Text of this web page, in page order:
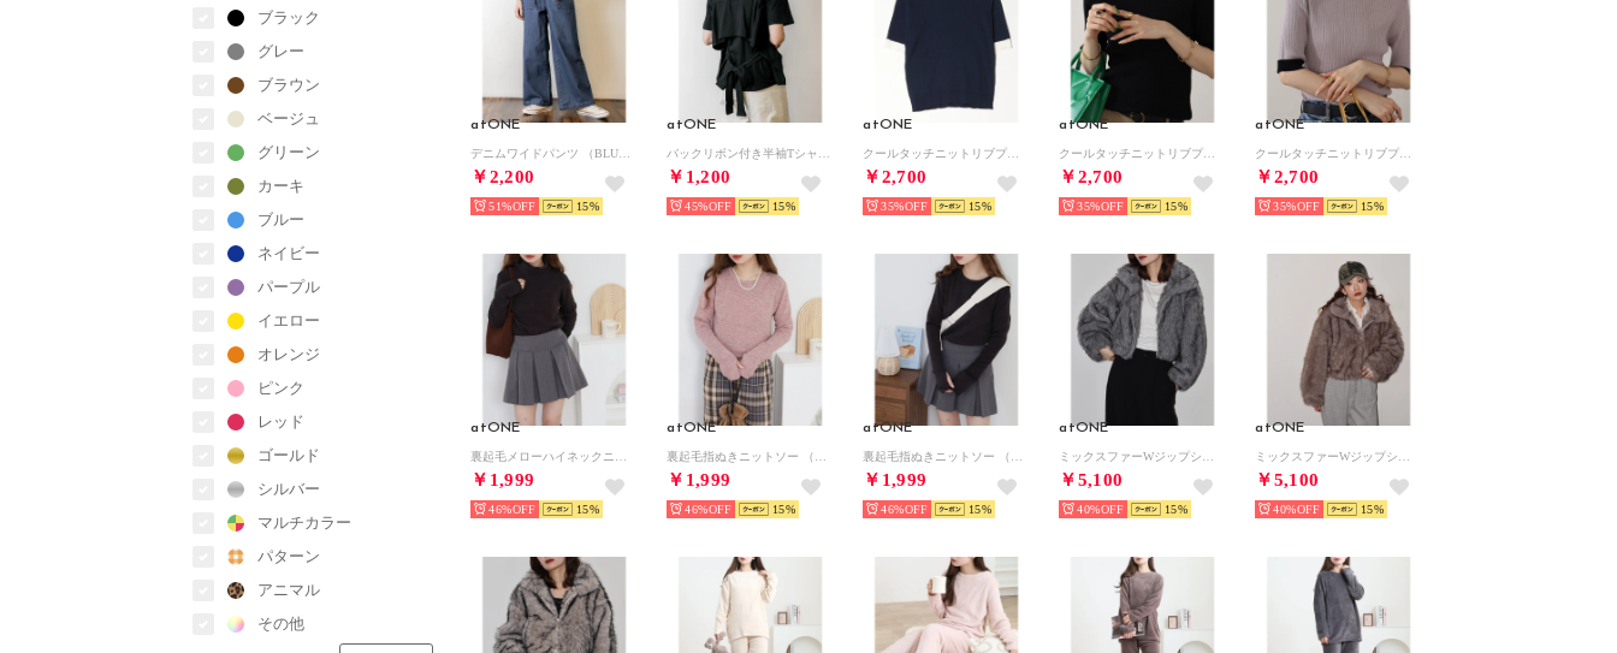
ブラック
グレー
ブラウン
ベージュ
グリーン
カーキ
ブルー
ネイビー
パープル
イエロー
オレンジ
ピンク
レッド
ゴールド
シルバー
マルチカラー
パターン
アニマル
その他
atONE
￥2,200
51% 15
atONE
￥1,200
45% 15
atONE
￥2,700
35% 15
atONE
￥2,700
35% 15
atONE
￥2,700
35% 15
atONE
￥1,999
46% 15
atONE
￥1,999
46% 15
atONE
￥1,999
46% 15
atONE
￥5,100
40% 15
atONE
￥5,100
40% 15